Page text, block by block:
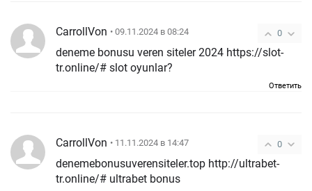
0
CarrollVon • 09.11.2024 в 08:24
deneme bonusu veren siteler 2024 https://slot-
tr.online/# slot oyunlar?
Ответить
0
CarrollVon • 11.11.2024 в 14:47
denemebonusuverensiteler.top http://ultrabet-
tr.online/# ultrabet bonus